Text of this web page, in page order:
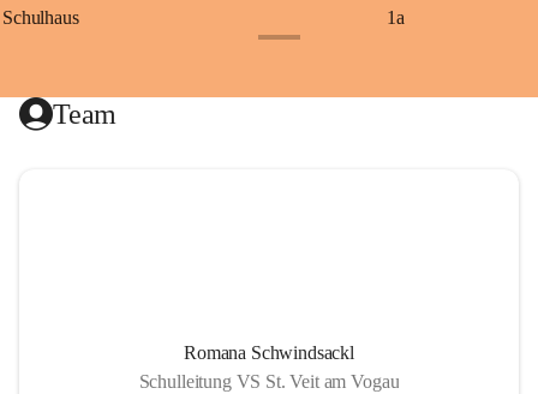
Schulhaus 1a
Team
Romana Schwindsackl
Schulleitung VS St. Veit am Vogau